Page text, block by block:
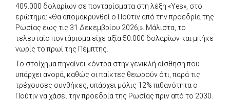
409.000 δολαρίων σε πονταρίσματα στη λέξη «Yes», στο
ερώτημα: «Θα απομακρυνθεί ο Πούτιν από την προεδρία της
Ρωσίας έως τις 31 Δεκεμβρίου 2026;». Μάλιστα, το
τελευταίο ποντάρισμα είχε αξία 50.000 δολαρίων και μπήκε
νωρίς το πρωί της Πέμπτης.
Το στοίχημα πηγαίνει κόντρα στην γενικλή αίσθηση που
υπάρχει αγορά, καθώς οι παίκτες θεωρούν ότι, παρά τις
τρέχουσες συνθήκες, υπάρχει μόλις 12% πιθανότητα ο
Πούτιν να χάσει την προεδρία της Ρωσίας πριν από το 2030.